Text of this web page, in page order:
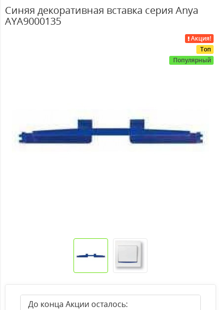
Синяя декоративная вставка серия Anya
AYA9000135
Акция!
Топ
Популярный
До конца Акции осталось: